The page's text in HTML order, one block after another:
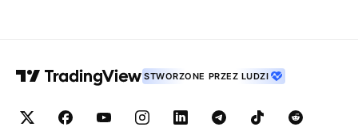
STWORZONE PRZEZ LUDZI